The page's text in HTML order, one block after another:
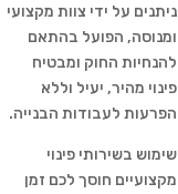
ניתנים על ידי צוות מקצועי
ומנוסה, הפועל בהתאם
להנחיות החוק ומבטיח
פינוי מהיר, יעיל וללא
הפרעות לעבודות הבנייה.
שימוש בשירותי פינוי
מקצועיים חוסך לכם זמן